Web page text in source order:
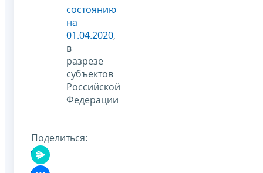
состоянию
на
01.04.2020,
в
разрезе
субъектов
Российской
Федерации
Поделиться: